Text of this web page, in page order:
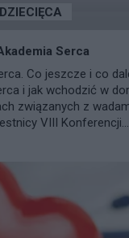
Serca
Co jeszcze i co
i jak wchodzić w
związanych z
VIII Konferencji...